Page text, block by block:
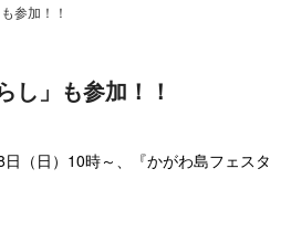
参加！！
し」も参加！！
（日）10時～、『かがわ島フェスタ